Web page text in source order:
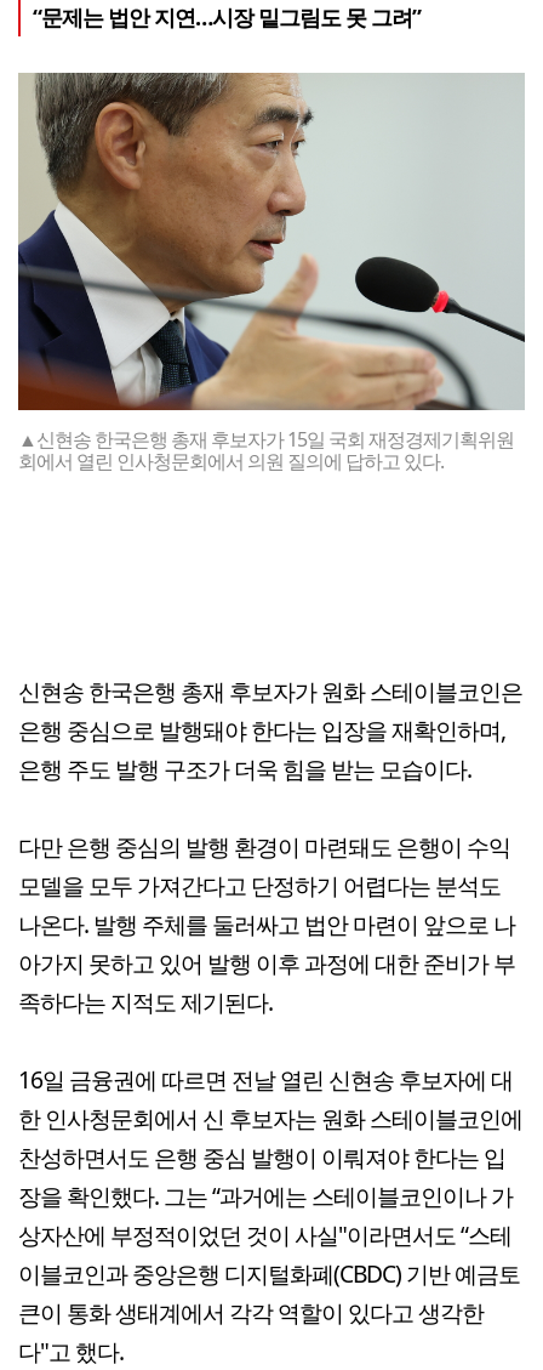
“문제는 법안 지연…시장 밑그림도 못 그려”
▲신현송 한국은행 총재 후보자가 15일 국회 재정경제기획위원
회에서 열린 인사청문회에서 의원 질의에 답하고 있다.
신현송 한국은행 총재 후보자가 원화 스테이블코인은
은행 중심으로 발행돼야 한다는 입장을 재확인하며,
은행 주도 발행 구조가 더욱 힘을 받는 모습이다.
다만 은행 중심의 발행 환경이 마련돼도 은행이 수익
모델을 모두 가져간다고 단정하기 어렵다는 분석도
나온다. 발행 주체를 둘러싸고 법안 마련이 앞으로 나
아가지 못하고 있어 발행 이후 과정에 대한 준비가 부
족하다는 지적도 제기된다.
16일 금융권에 따르면 전날 열린 신현송 후보자에 대
한 인사청문회에서 신 후보자는 원화 스테이블코인에
찬성하면서도 은행 중심 발행이 이뤄져야 한다는 입
장을 확인했다. 그는 “과거에는 스테이블코인이나 가
상자산에 부정적이었던 것이 사실"이라면서도 “스테
이블코인과 중앙은행 디지털화폐(CBDC) 기반 예금토
큰이 통화 생태계에서 각각 역할이 있다고 생각한
다"고 했다.